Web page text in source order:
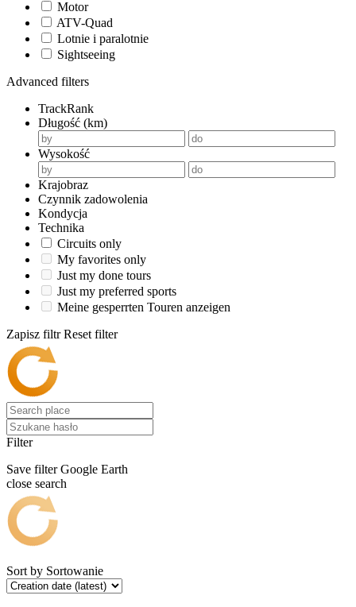
Motor
ATV-Quad
Lotnie i paralotnie
Sightseeing
Advanced filters
TrackRank
Długość (km)
Wysokość
Krajobraz
Czynnik zadowolenia
Kondycja
Technika
Circuits only
My favorites only
Just my done tours
Just my preferred sports
Meine gesperrten Touren anzeigen
Zapisz filtr Reset filter
Filter
Save filter Google Earth
close search
Sort by Sortowanie